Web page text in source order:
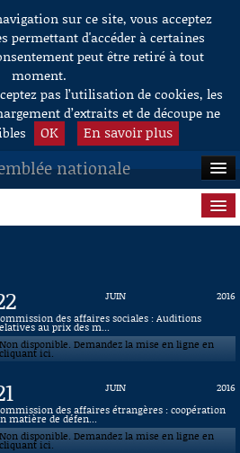
sur ce site, vous acceptez
permettant d'accéder à certaines
peut être retiré à tout
moment.
pas l’utilisation de cookies, les
d’extraits et de découpe ne
OK En savoir plus
nationale
au Gouvernement
Présidence
Histoire
JUIN
2016
des affaires sociales : Auditions
au prix des m...
Non disponible. Demandez la mise en ligne en
cliquant ici.
JUIN
2016
des affaires étrangères : coopération
matière de défen...
Non disponible. Demandez la mise en ligne en
cliquant ici.